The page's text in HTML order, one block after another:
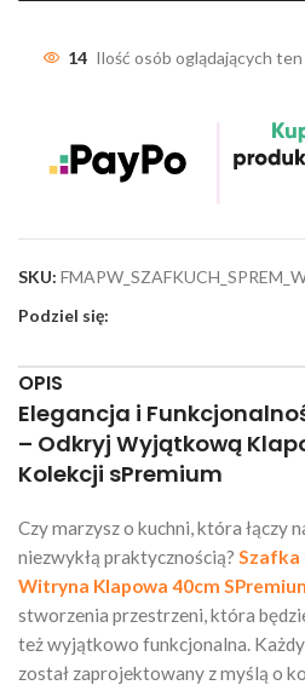
14 Ilość osób oglądających
SKU:
Podziel się:
OPIS
Elegancja i
– Odkryj Wyjątkową
Kolekcji sPremium
Czy marzysz o kuchni, która łączy
niezwykłą praktycznością? Szafka
Witryna Klapowa 40cm
stworzenia przestrzeni, która
też wyjątkowo funkcjonalna.
został zaprojektowany z myślą o